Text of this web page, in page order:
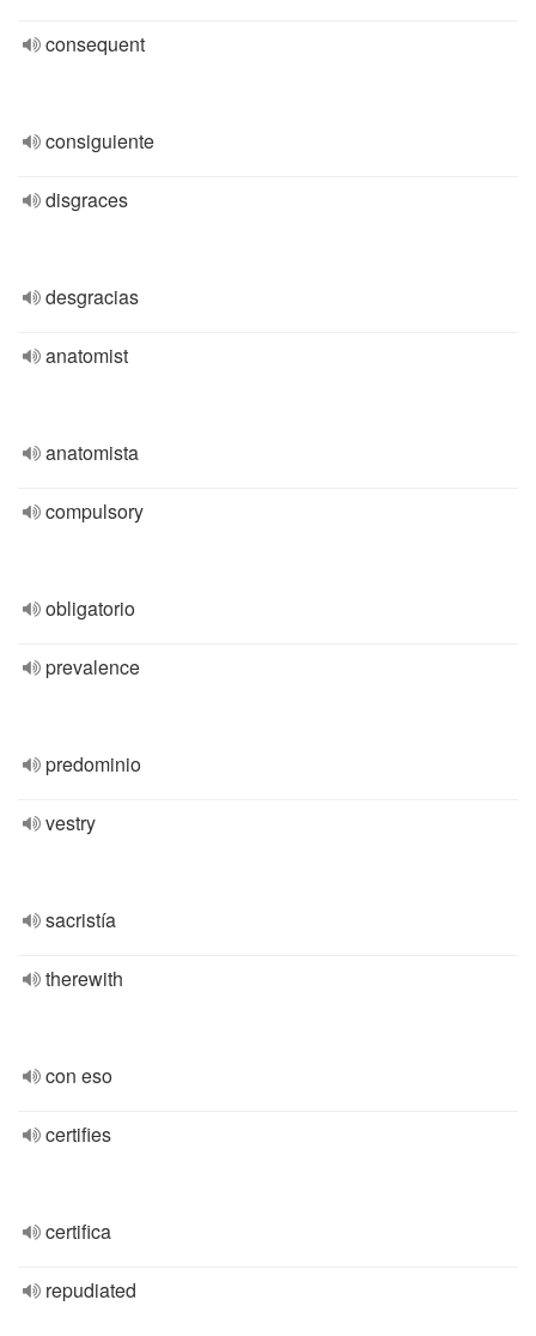
consequent
consiguiente
disgraces
desgracias
anatomist
anatomista
compulsory
obligatorio
prevalence
predominio
vestry
sacristía
therewith
con eso
certifies
certifica
repudiated